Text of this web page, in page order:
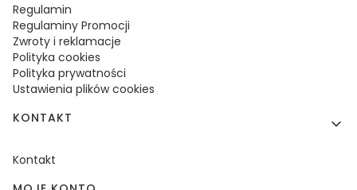
Regulamin
Regulaminy Promocji
Zwroty i reklamacje
Polityka cookies
Polityka prywatności
Ustawienia plików cookies
KONTAKT
Kontakt